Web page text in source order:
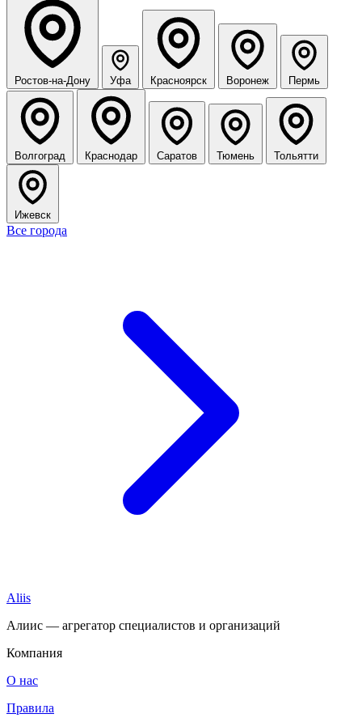
Ростов-на-Дону Уфа Красноярск Воронеж Пермь
Волгоград Краснодар Саратов Тюмень Тольятти
Ижевск
Все города
Aliis
Алиис — агрегатор специалистов и организаций
Компания
О нас
Правила